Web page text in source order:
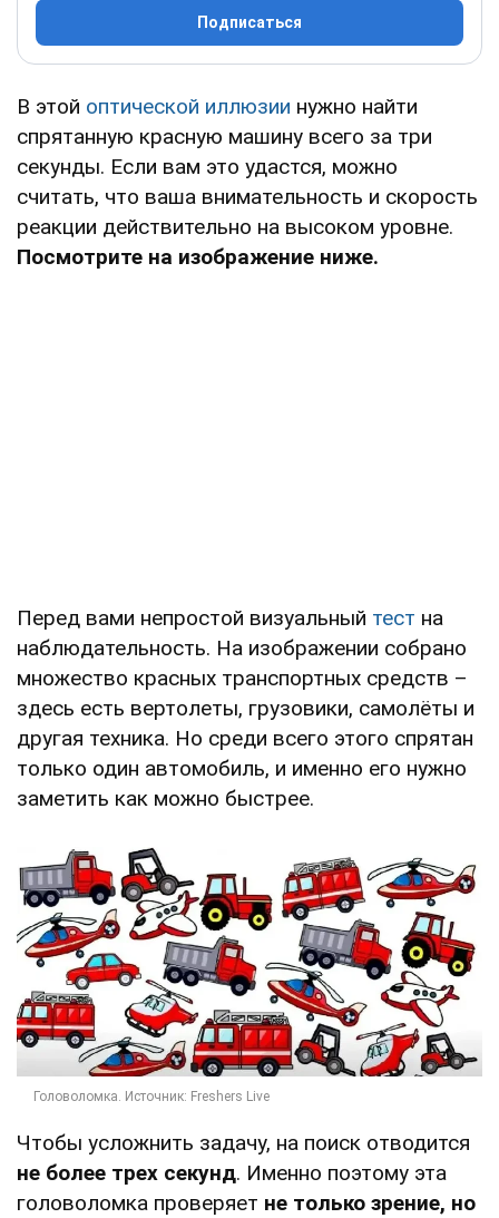
Подписаться
В этой оптической иллюзии нужно найти
спрятанную красную машину всего за три
секунды. Если вам это удастся, можно
считать, что ваша внимательность и скорость
реакции действительно на высоком уровне.
Посмотрите на изображение ниже.
Перед вами непростой визуальный тест на
наблюдательность. На изображении собрано
множество красных транспортных средств –
здесь есть вертолеты, грузовики, самолёты и
другая техника. Но среди всего этого спрятан
только один автомобиль, и именно его нужно
заметить как можно быстрее.
Чтобы усложнить задачу, на поиск отводится
не более трех секунд. Именно поэтому эта
головоломка проверяет не только зрение, но